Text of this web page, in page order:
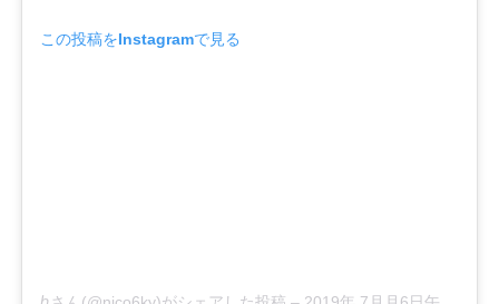
この投稿をInstagramで見る